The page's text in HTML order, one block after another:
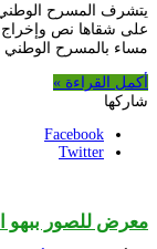
يتشرف المسرح
مساء بالمسرح
أكمل القراءة »
شاركها
Facebook
Twitter
معرض للصور ببهو